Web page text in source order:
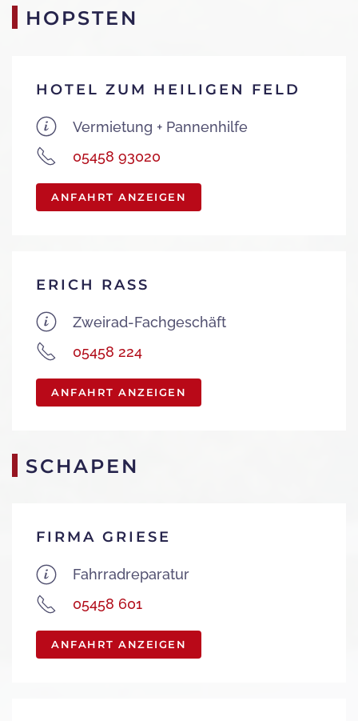
HOPSTEN
HOTEL ZUM HEILIGEN FELD
Vermietung + Pannenhilfe
05458 93020
ANFAHRT ANZEIGEN
ERICH RASS
Zweirad-Fachgeschäft
05458 224
ANFAHRT ANZEIGEN
SCHAPEN
FIRMA GRIESE
Fahrradreparatur
05458 601
ANFAHRT ANZEIGEN